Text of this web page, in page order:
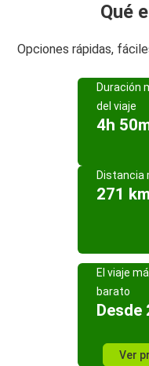
Qué
Opciones rápidas,
Duración
del viaje
4h
Distancia
271 km
El viaje
barato
Desde
Ver